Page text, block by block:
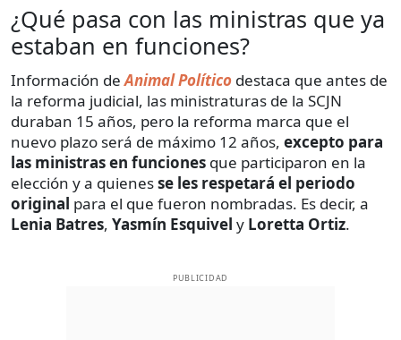
¿Qué pasa con las ministras que ya
estaban en funciones?
Información deAnimal Político destaca que antes de
la reforma judicial, las ministraturas de la SCJN
duraban 15 años, pero la reforma marca que el
nuevo plazo será de máximo 12 años, excepto para
las ministras en funciones que participaron en la
elección y a quienesse les respetará el periodo
original para el que fueron nombradas. Es decir, a
Lenia Batres, Yasmín Esquivel y Loretta Ortiz.
PUBLICIDAD